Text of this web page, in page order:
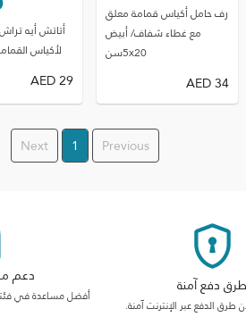
رف حامل أكياس قمامة معلق
مع غطاء شفاف/ أبيض
5x20سن
34
AED
أتاتش أيه
لأكياس
29
AED
Previous
1
Next
طرق دفع آمنة
الدفع عبر الإنترنت آمنة.
دعم
أفضل مساعدة في